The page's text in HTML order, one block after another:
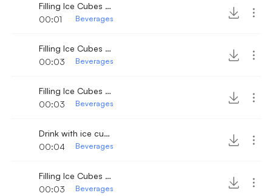
Filling Ice Cubes in Cup 2
00:01
Beverages
Filling Ice Cubes in Drinking Glass 5
00:03
Beverages
Filling Ice Cubes in Drinking Glass 4
00:03
Beverages
Drink with ice cubes getting stirred
00:04
Beverages
Filling Ice Cubes in Drinking Glass 2
00:03
Beverages